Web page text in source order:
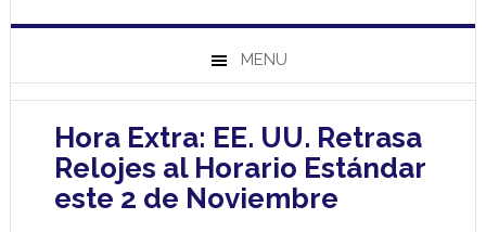
MENU
Hora Extra: EE. UU. Retrasa
Relojes al Horario Estándar
este 2 de Noviembre